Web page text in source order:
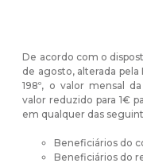
De acordo com o
de agosto, alterada pela
198º, o valor mensal
valor reduzido para 1€
em qualquer das
Beneficiários do
Beneficiários do